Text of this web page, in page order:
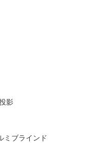
影
ミブラインド